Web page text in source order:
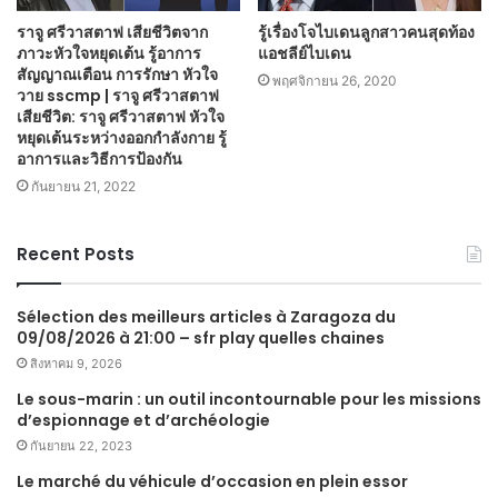
ราจู ศรีวาสตาฟ เสียชีวิตจาก
ภาวะหัวใจหยุดเต้น รู้อาการ
สัญญาณเตือน การรักษา หัวใจ
วาย sscmp | ราจู ศรีวาสตาฟ
เสียชีวิต: ราจู ศรีวาสตาฟ หัวใจ
หยุดเต้นระหว่างออกกำลังกาย รู้
อาการและวิธีการป้องกัน
กันยายน 21, 2022
รู้เรื่องโจไบเดนลูกสาวคนสุดท้อง
แอชลีย์ไบเดน
พฤศจิกายน 26, 2020
Recent Posts
Sélection des meilleurs articles à Zaragoza du
09/08/2026 à 21:00 – sfr play quelles chaines
สิงหาคม 9, 2026
Le sous-marin : un outil incontournable pour les missions
d’espionnage et d’archéologie
กันยายน 22, 2023
Le marché du véhicule d’occasion en plein essor